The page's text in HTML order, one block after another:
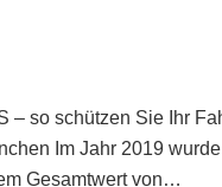
– so schützen Sie Ihr
Im Jahr 2019
Gesamtwert von…